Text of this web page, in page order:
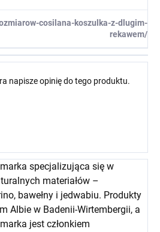
cosilana-koszulka-z-dlugim-
rekawem/
napisze opinię do tego produktu.
specjalizująca się w
materiałów –
bawełny i jedwabiu. Produkty
Albie w Badenii-Wirtembergii, a
jest członkiem